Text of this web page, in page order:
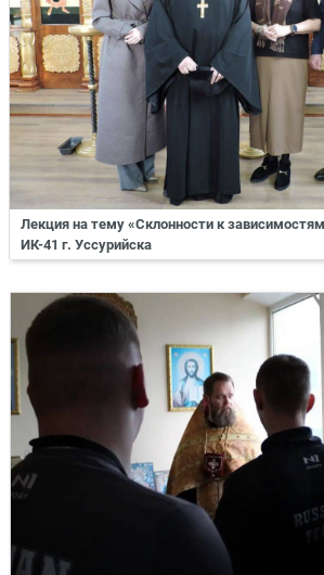
Лекция на тему «Склонности к
ИК-41 г. Уссурийска